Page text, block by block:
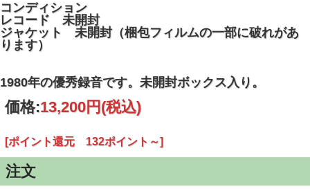
コンディション
レコード 未開封
ジャケット 未開封（梱包フィルムの一部に破れがあ
ります）
1980年の優秀録音です。未開封ボックス入り。
価格:13,200円 (税込)
[ポイント還元 132ポイント～]
注文